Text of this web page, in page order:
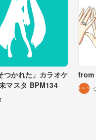
ういかず
う意識に失望
無い
ていく
なり
つかれた」カラオケ
マスタ BPM134
from